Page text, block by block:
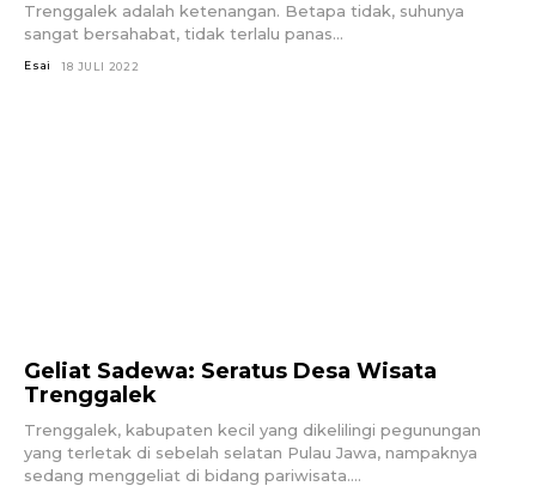
Trenggalek adalah ketenangan. Betapa tidak, suhunya
sangat bersahabat, tidak terlalu panas...
Esai 18 JULI 2022
Geliat Sadewa: Seratus Desa Wisata
Trenggalek
Trenggalek, kabupaten kecil yang dikelilingi pegunungan
yang terletak di sebelah selatan Pulau Jawa, nampaknya
sedang menggeliat di bidang pariwisata....